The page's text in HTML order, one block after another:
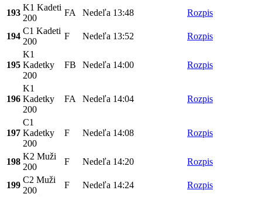
193
K1 Kadeti
200
FA Nedeľa 13:48 Rozpis
194
C1 Kadeti
200
F Nedeľa 13:52 Rozpis
195
K1
Kadetky
200
FB Nedeľa 14:00 Rozpis
196
K1
Kadetky
200
FA Nedeľa 14:04 Rozpis
197
C1
Kadetky
200
F Nedeľa 14:08 Rozpis
198
K2 Muži
200
F Nedeľa 14:20 Rozpis
199
C2 Muži
200
F Nedeľa 14:24 Rozpis